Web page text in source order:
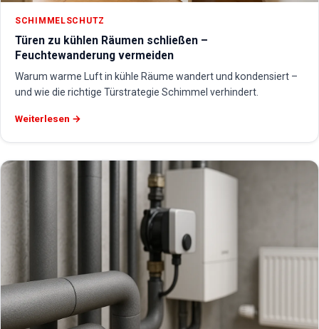
SCHIMMELSCHUTZ
Türen zu kühlen Räumen schließen –
Feuchtewanderung vermeiden
Warum warme Luft in kühle Räume wandert und kondensiert –
und wie die richtige Türstrategie Schimmel verhindert.
Weiterlesen →